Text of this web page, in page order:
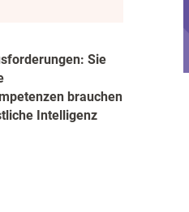
Sie
brauchen
Intelligenz